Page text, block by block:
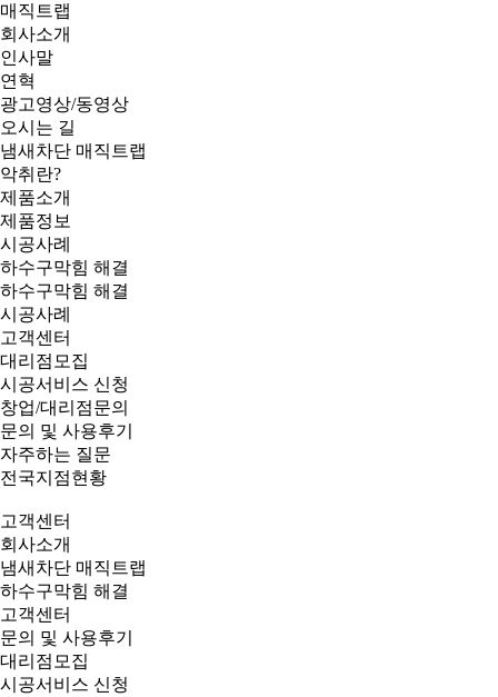
매직트랩
회사소개
인사말
연혁
광고영상/동영상
오시는 길
냄새차단 매직트랩
악취란?
제품소개
제품정보
시공사례
하수구막힘 해결
하수구막힘 해결
시공사례
고객센터
대리점모집
시공서비스 신청
창업/대리점문의
문의 및 사용후기
자주하는 질문
전국지점현황
고객센터
회사소개
냄새차단 매직트랩
하수구막힘 해결
고객센터
문의 및 사용후기
대리점모집
시공서비스 신청